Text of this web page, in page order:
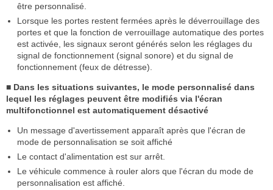
être personnalisé.
Lorsque les portes restent fermées après le déverrouillage des
portes et que la fonction de verrouillage automatique des portes
est activée, les signaux seront générés selon les réglages du
signal de fonctionnement (signal sonore) et du signal de
fonctionnement (feux de détresse).
■ Dans les situations suivantes, le mode personnalisé dans
lequel les réglages peuvent être modifiés via l'écran
multifonctionnel est automatiquement désactivé
Un message d'avertissement apparaît après que l'écran de
mode de personnalisation se soit affiché
Le contact d'alimentation est sur arrêt.
Le véhicule commence à rouler alors que l'écran du mode de
personnalisation est affiché.